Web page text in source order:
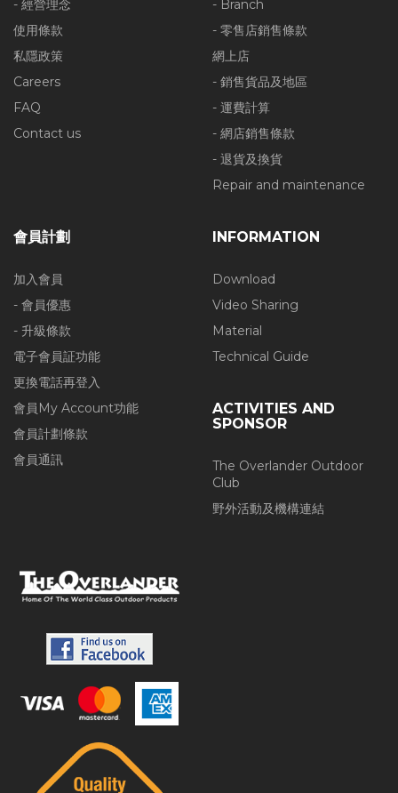
- 經營理念
使用條款
私隱政策
Careers
FAQ
Contact us
- Branch
- 零售店銷售條款
網上店
- 銷售貨品及地區
- 運費計算
- 網店銷售條款
- 退貨及換貨
Repair and maintenance
會員計劃
加入會員
- 會員優惠
- 升級條款
電子會員証功能
更換電話再登入
會員My Account功能
會員計劃條款
會員通訊
INFORMATION
Download
Video Sharing
Material
Technical Guide
ACTIVITIES AND
SPONSOR
The Overlander Outdoor
Club
野外活動及機構連結